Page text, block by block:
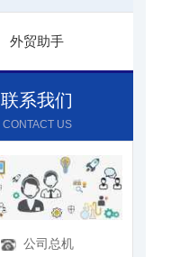
外贸助手
联系我们
CONTACT US
公司总机